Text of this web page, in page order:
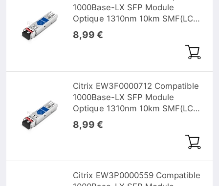
1000Base-LX SFP Module
Optique 1310nm 10km SMF(LC
Duplex) DOM
8,99 €
Citrix EW3F0000712 Compatible
1000Base-LX SFP Module
Optique 1310nm 10km SMF(LC
Duplex) DOM
8,99 €
Citrix EW3P0000559 Compatible